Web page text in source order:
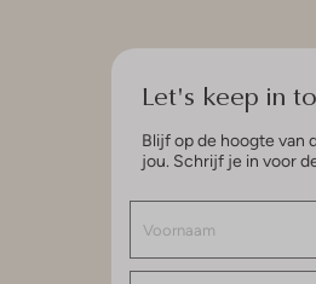
Let's keep in
Blijf op de hoogte van
jou. Schrijf je in voor